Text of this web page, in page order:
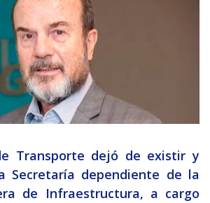
Transporte dejó de existir y
Secretaría dependiente de la
de Infraestructura, a cargo